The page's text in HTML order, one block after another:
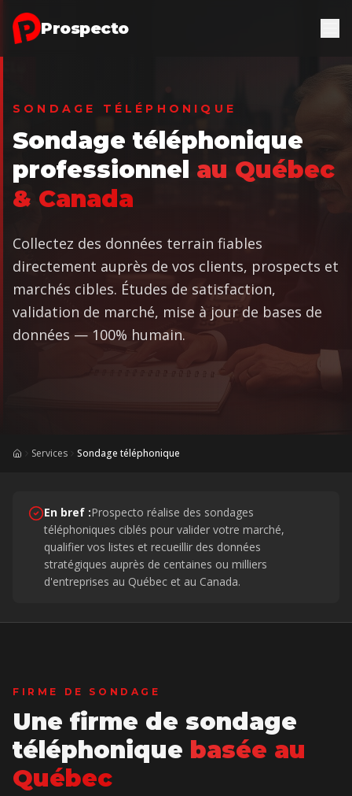
Aller au contenu principal
Prospecto
SONDAGE TÉLÉPHONIQUE
Sondage téléphonique
professionnel au Québec
& Canada
Collectez des données terrain fiables
directement auprès de vos clients, prospects et
marchés cibles. Études de satisfaction,
validation de marché, mise à jour de bases de
données — 100% humain.
AccueilServices Sondage téléphonique
En bref :Prospecto réalise des sondages
téléphoniques ciblés pour valider votre marché,
qualifier vos listes et recueillir des données
stratégiques auprès de centaines ou milliers
d'entreprises au Québec et au Canada.
FIRME DE SONDAGE
Une firme de sondage
téléphonique basée au
Québec